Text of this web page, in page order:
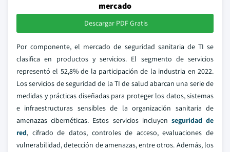
mercado
Descargar PDF Gratis
Por componente, el mercado de seguridad sanitaria de TI se
clasifica en productos y servicios. El segmento de servicios
representó el 52,8% de la participación de la industria en 2022.
Los servicios de seguridad de la TI de salud abarcan una serie de
medidas y prácticas diseñadas para proteger los datos, sistemas
e infraestructuras sensibles de la organización sanitaria de
amenazas cibernéticas. Estos servicios incluyen seguridad de
red, cifrado de datos, controles de acceso, evaluaciones de
vulnerabilidad, detección de amenazas, entre otros. Además, los